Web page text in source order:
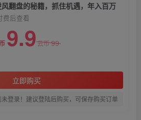
翻盘的秘籍，抓住机遇，年入百万
费后查看
9.9云币99
立即购买
未登录！建议登陆后购买，可保存购买订单